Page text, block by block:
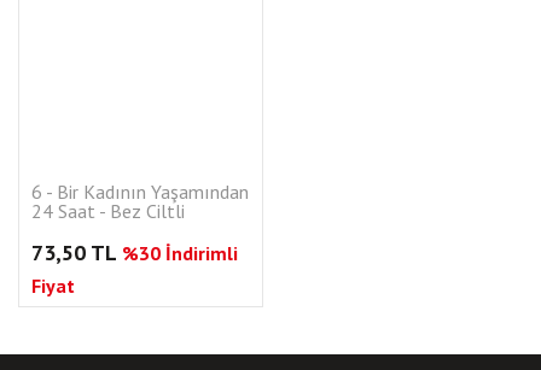
6 - Bir Kadının Yaşamından
24 Saat - Bez Ciltli
73,50 TL %30 İndirimli
Fiyat